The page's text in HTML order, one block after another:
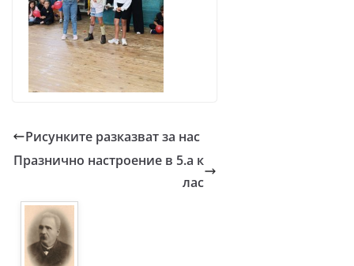
Рисунките разказват за нас
Празнично настроение в 5.а к
лас